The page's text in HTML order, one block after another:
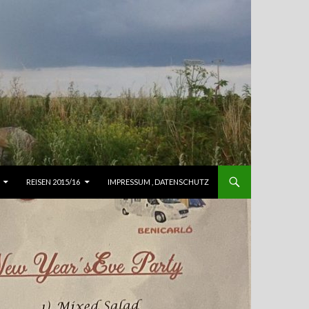
REISEN 2015/16 IMPRESSUM , DATENSCHUTZ